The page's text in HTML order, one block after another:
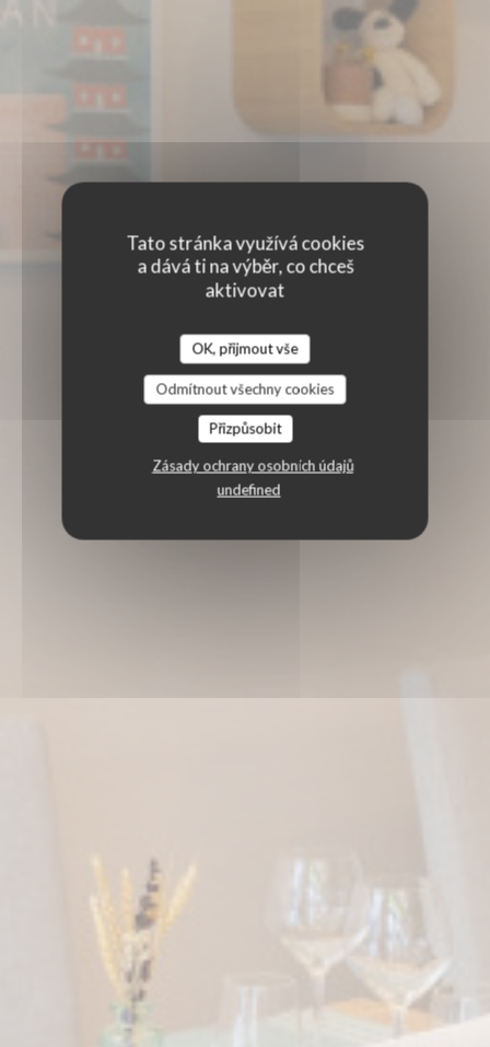
Tato stránka využívá cookies
a dává ti na výběr, co chceš
aktivovat
OK, přijmout vše
Odmítnout všechny cookies
Přizpůsobit
Zásady ochrany osobních údajů
undefined